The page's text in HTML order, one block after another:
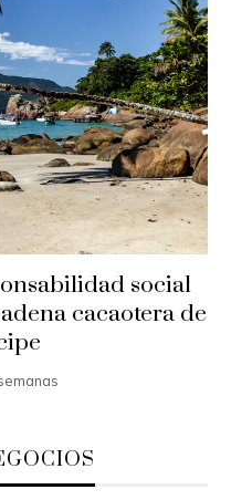
social
cacaotera de